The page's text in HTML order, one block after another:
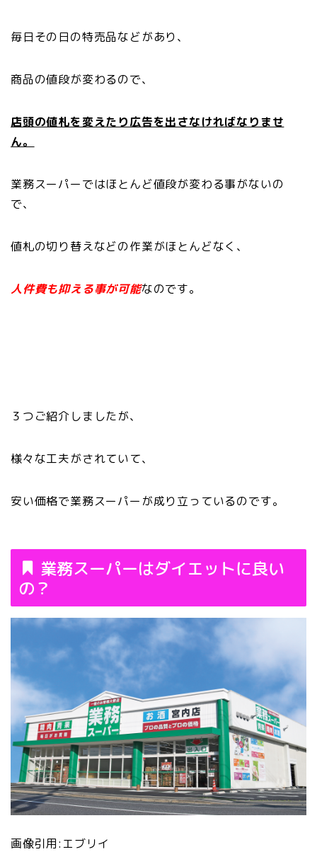
毎日その日の特売品などがあり、
商品の値段が変わるので、
店頭の値札を変えたり広告を出さなければなりませ
ん。
業務スーパーではほとんど値段が変わる事がないの
で、
値札の切り替えなどの作業がほとんどなく、
人件費も抑える事が可能なのです。
３つご紹介しましたが、
様々な工夫がされていて、
安い価格で業務スーパーが成り立っているのです。
業務スーパーはダイエットに良い
の？
画像引用:エブリイ